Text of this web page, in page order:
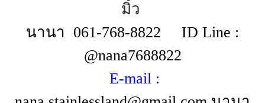
มิ้ว
นานา 061-768-8822
ID Line :
@nana7688822
E-mail :